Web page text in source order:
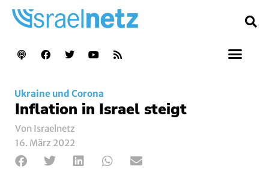
Ukraine und Corona
Inflation in Israel steigt
Von Israelnetz
16. März 2022